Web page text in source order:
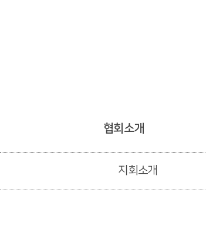
협회소개
지회소개